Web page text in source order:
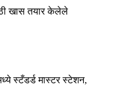
खास तयार केलेले
स्टँडर्ड मास्टर स्टेशन,